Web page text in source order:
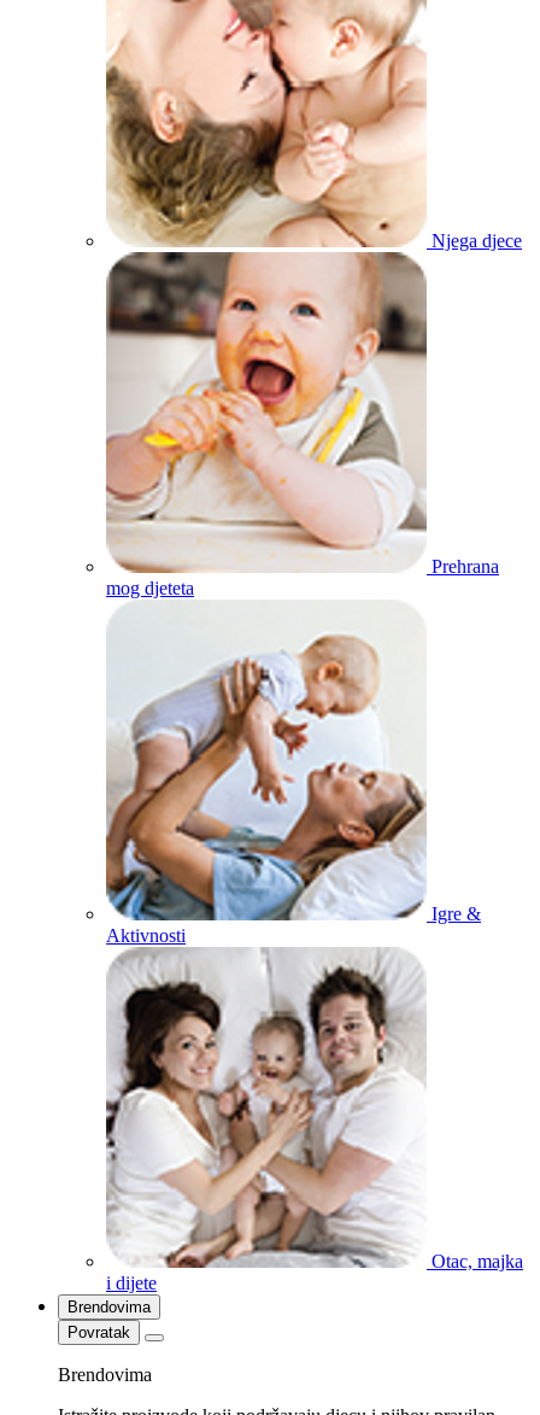
Njega djece
Prehrana
mog djeteta
Igre &
Aktivnosti
Otac, majka
i dijete
Brendovima
Povratak
Brendovima